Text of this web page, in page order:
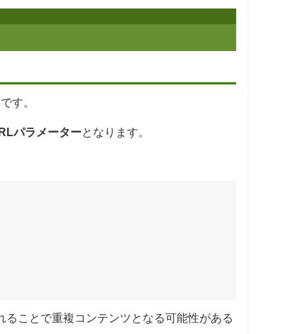
す。
パラメーターとなります。
ことで重複コンテンツとなる可能性がある